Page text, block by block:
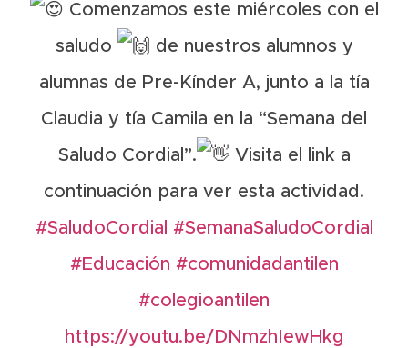
Comenzamos este miércoles con el
saludo
de nuestros alumnos y
alumnas de Pre-Kínder A, junto a la tía
Claudia y tía Camila en la “Semana del
Saludo Cordial”.
Visita el link a
continuación para ver esta actividad.
#SaludoCordial #SemanaSaludoCordial
#Educación #comunidadantilen
#colegioantilen
https://youtu.be/DNmzhIewHkg